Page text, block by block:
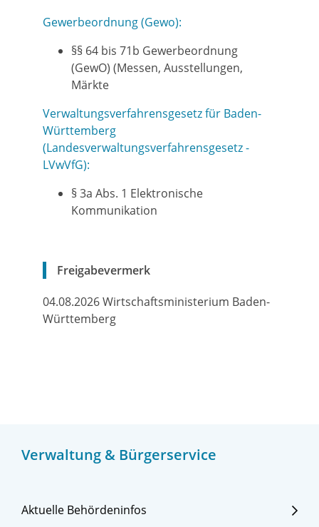
Verwaltung & Bürgerservice
Aktuelle Behördeninfos
Gewerbeordnung (Gewo):
§§ 64 bis 71b Gewerbeordnung
(GewO) (Messen, Ausstellungen,
Märkte
Verwaltungsverfahrensgesetz für Baden-
Württemberg
(Landesverwaltungsverfahrensgesetz -
LVwVfG):
§ 3a Abs. 1 Elektronische
Kommunikation
Freigabevermerk
04.08.2026Wirtschaftsministerium Baden-
Württemberg